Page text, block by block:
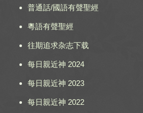
普通話/國語有聲聖經
粵語有聲聖經
往期追求杂志下载
每日親近神 2024
每日親近神 2023
每日親近神 2022